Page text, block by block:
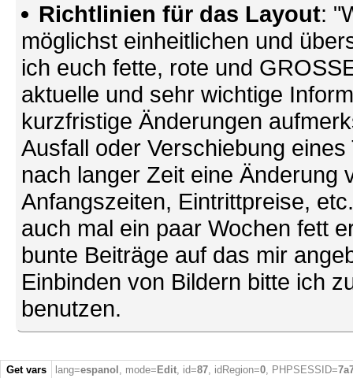
Richtlinien für das Layout:
möglichst einheitlichen und
ich euch fette, rote und
aktuelle und sehr wichtige
kurzfristige Änderungen
Ausfall oder Verschiebung
nach langer Zeit eine Änderung
Anfangszeiten, Eintrittpreise,
auch mal ein paar Wochen fett
bunte Beiträge auf das mir
Einbinden von Bildern bitte ich
benutzen.
Get vars lang=espanol , mode= Edit, id=87, idRegion=0, PHPSESSID=